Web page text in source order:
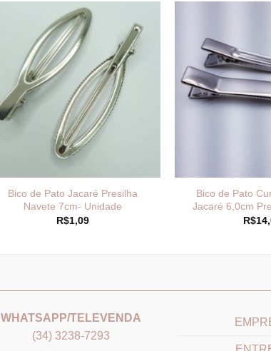
Bico de Pato Jacaré Presilha
Navete 7cm- Unidade
R$1,09
Bico de Pato
Jacaré 6,0cm
R$
WHATSAPP/TELEVENDA
(34) 3238-7293